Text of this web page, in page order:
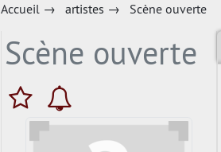
Accueil→ artistes → Scène ouverte
Scène ouverte